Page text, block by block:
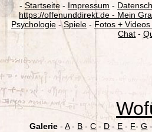
- Startseite - Impressum -
https://offenunddirekt.de - Mein
Psychologie -Spiele - Fotos +
Chat -
Galerie -A- B -C - D - E - F-G -